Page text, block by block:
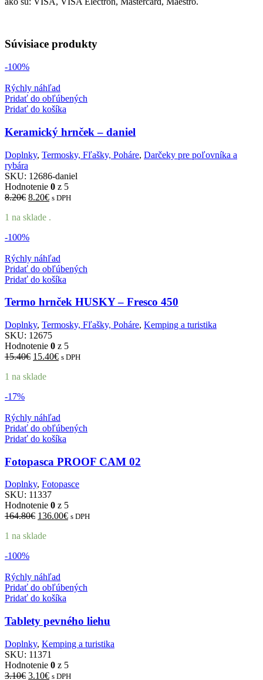
Súvisiace produkty
-100%
Rýchly náhľad
Pridať do obľúbených
Pridať do košíka
Keramický hrnček – daniel
Doplnky, Termosky, Fľašky, Poháre, Darčeky pre poľovníka a
rybára
SKU: 12686-daniel
Hodnotenie 0 z 5
8.20€ Pôvodná
bola:
8.20€Aktuálna
je:
s DPH
1 na sklade .
-100%
Rýchly náhľad
Pridať do obľúbených
Pridať do košíka
Termo hrnček HUSKY – Fresco 450
Doplnky, Termosky, Fľašky, Poháre, Kemping a turistika
SKU: 12675
Hodnotenie 0 z 5
15.40€ Pôvodná
bola:
15.40€Aktuálna
s DPH
1 na sklade
-17%
Rýchly náhľad
Pridať do obľúbených
Pridať do košíka
Fotopasca PROOF CAM 02
Doplnky, Fotopasce
SKU: 11337
Hodnotenie 0 z 5
164.80€ Pôvodná
bola:
136.00€Aktuálna
s DPH
1 na sklade
-100%
Rýchly náhľad
Pridať do obľúbených
Pridať do košíka
Tablety pevného liehu
Doplnky, Kemping a turistika
SKU: 11371
Hodnotenie 0 z 5
3.10€ Pôvodná
3.10€Aktuálna
s DPH